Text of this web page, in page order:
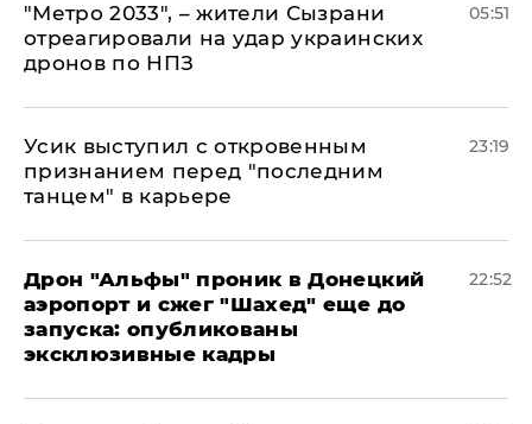
"Метро 2033", – жители Сызрани
отреагировали на удар украинских
дронов по НПЗ
05:51
Усик выступил с откровенным
признанием перед "последним
танцем" в карьере
23:19
Дрон "Альфы" проник в Донецкий
аэропорт и сжег "Шахед" еще до
запуска: опубликованы
эксклюзивные кадры
22:52